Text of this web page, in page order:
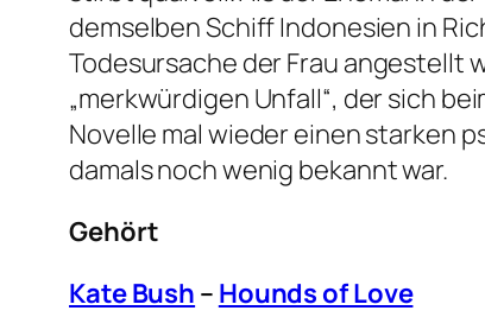
demselben Schiff Indonesien in
Todesursache der Frau angestellt
„merkwürdigen Unfall“, der sich
Novelle mal wieder einen starken
damals noch wenig bekannt war.
Gehört
Kate Bush – Hounds of Love